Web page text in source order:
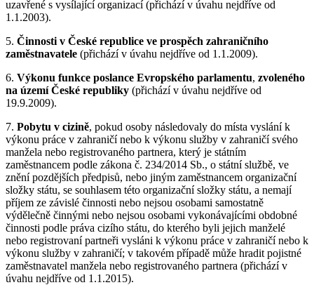
uzavřené s vysílající organizací (přichází v úvahu nejdříve od
1.1.2003).
5. Činnosti v České republice ve prospěch zahraničního
zaměstnavatele (přichází v úvahu nejdříve od 1.1.2009).
6. Výkonu funkce poslance Evropského parlamentu, zvoleného
na území České republiky (přichází v úvahu nejdříve od
19.9.2009).
7. Pobytu v cizině, pokud osoby následovaly do místa vyslání k
výkonu práce v zahraničí nebo k výkonu služby v zahraničí svého
manžela nebo registrovaného partnera, který je státním
zaměstnancem podle zákona č. 234/2014 Sb., o státní službě, ve
znění pozdějších předpisů, nebo jiným zaměstnancem organizační
složky státu, se souhlasem této organizační složky státu, a nemají
příjem ze závislé činnosti nebo nejsou osobami samostatně
výdělečně činnými nebo nejsou osobami vykonávajícími obdobné
činnosti podle práva cizího státu, do kterého byli jejich manželé
nebo registrovaní partneři vysláni k výkonu práce v zahraničí nebo k
výkonu služby v zahraničí; v takovém případě může hradit pojistné
zaměstnavatel manžela nebo registrovaného partnera (přichází v
úvahu nejdříve od 1.1.2015).